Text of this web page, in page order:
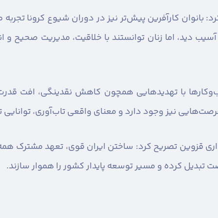
بانوان کارآفرین پیش‌تر نیز در دوران شیوع کرونا
دید، اما زنان توانستند با خلاقیت، مدیریت صحیح و
با تهدیدهایی همچون کاهش نقدینگی، افت قدرت
نیز وجود دارد و معنای واقعی تاب‌آوری،
قزوین تصریح کرد: ساختن ایران قوی، تعهد مشترک
تبدیل کرده و مسیر توسعه پایدار کشور را هموار سازند.